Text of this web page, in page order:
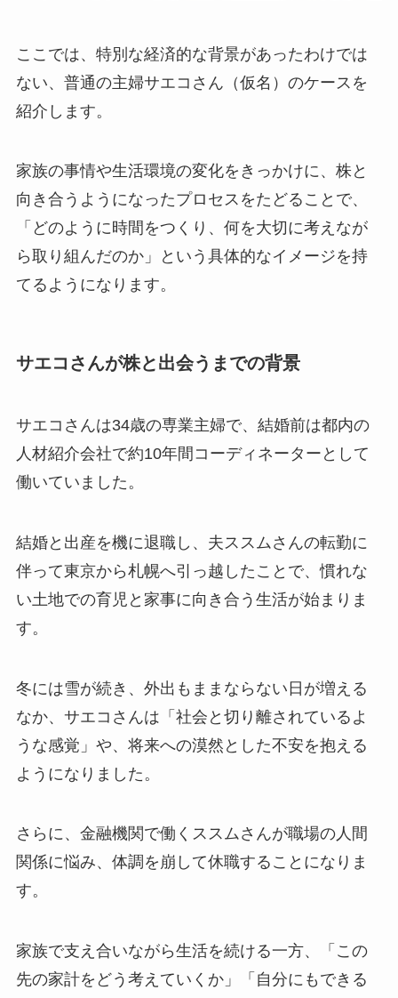
ここでは、特別な経済的な背景があったわけでは
ない、普通の主婦サエコさん（仮名）のケースを
紹介します。
家族の事情や生活環境の変化をきっかけに、株と
向き合うようになったプロセスをたどることで、
「どのように時間をつくり、何を大切に考えなが
ら取り組んだのか」という具体的なイメージを持
てるようになります。
サエコさんが株と出会うまでの背景
サエコさんは34歳の専業主婦で、結婚前は都内の
人材紹介会社で約10年間コーディネーターとして
働いていました。
結婚と出産を機に退職し、夫ススムさんの転勤に
伴って東京から札幌へ引っ越したことで、慣れな
い土地での育児と家事に向き合う生活が始まりま
す。
冬には雪が続き、外出もままならない日が増える
なか、サエコさんは「社会と切り離されているよ
うな感覚」や、将来への漠然とした不安を抱える
ようになりました。
さらに、金融機関で働くススムさんが職場の人間
関係に悩み、体調を崩して休職することになりま
す。
家族で支え合いながら生活を続ける一方、「この
先の家計をどう考えていくか」「自分にもできる